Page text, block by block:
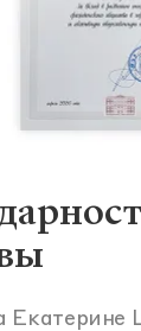
Екатерине